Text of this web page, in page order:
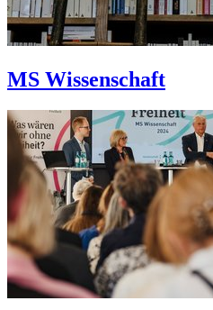
MS Wissenschaft